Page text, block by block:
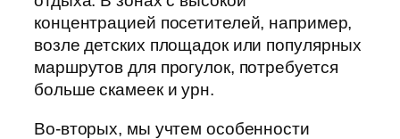
концентрацией посетителей, например,
возле детских площадок или популярных
маршрутов для прогулок, потребуется
больше скамеек и урн.
Во-вторых, мы учтем особенности